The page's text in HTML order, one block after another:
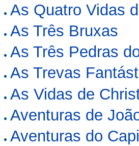
As Quatro Vidas
As Três Bruxas
As Três Pedras
As Trevas
As Vidas de
Aventuras de
Aventuras do